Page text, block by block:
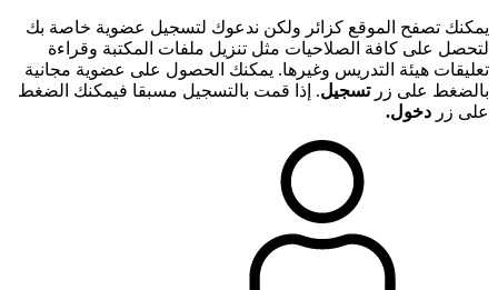
يمكنك تصفح الموقع كزائر ولكن ندعوك لتسجيل عضوية خاصة بك
لتحصل على كافة الصلاحيات مثل تنزيل ملفات المكتبة وقراءة
تعليقات هيئة التدريس وغيرها. يمكنك الحصول على عضوية مجانية
بالضغط على زرتسجيل. إذا قمت بالتسجيل مسبقا فيمكنك الضغط
على زر دخول.